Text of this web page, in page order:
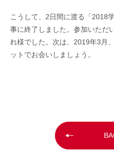
こうして、2日間に渡る「2018
事に終了しました。参加いただ
れ様でした。次は、2019年3月
ットでお会いしましょう。